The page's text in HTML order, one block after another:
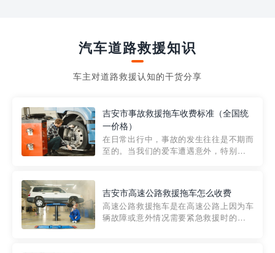
汽车道路救援知识
车主对道路救援认知的干货分享
吉安市事故救援拖车收费标准（全国统
一价格）
在日常出行中，事故的发生往往是不期而
至的。当我们的爱车遭遇意外，特别是在
细解析一下市区事故救援拖车的收费标
准，以及在选用拖车服务时应注...
吉安市高速公路救援拖车怎么收费
高速公路救援拖车是在高速公路上因为车
辆故障或意外情况需要紧急救援时的必备